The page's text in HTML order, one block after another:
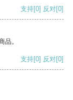
支持[0] 反对[0]
品。
支持[0] 反对[0]